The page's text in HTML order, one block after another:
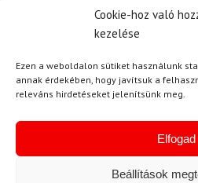
Cookie-hoz való
kezelése
Ezen a weboldalon sütiket használunk
annak érdekében, hogy javítsuk a
releváns hirdetéseket jelenítsünk meg.
Elfogad
Beállítások
Kérdése